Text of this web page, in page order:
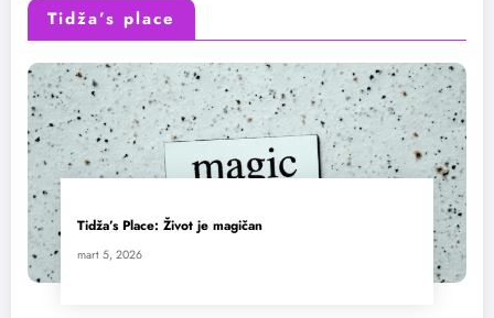
Tidža’s place
Tidža’s Place: Život je magičan
mart 5, 2026